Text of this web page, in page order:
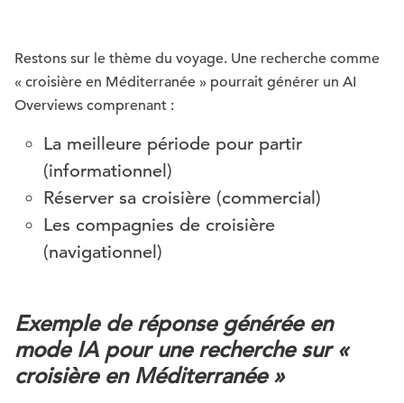
Restons sur le thème du voyage. Une recherche comme
« croisière en Méditerranée » pourrait générer un AI
Overviews comprenant :
La meilleure période pour partir
(informationnel)
Réserver sa croisière (commercial)
Les compagnies de croisière
(navigationnel)
Exemple de réponse générée en
mode IA pour une recherche sur «
croisière en Méditerranée »